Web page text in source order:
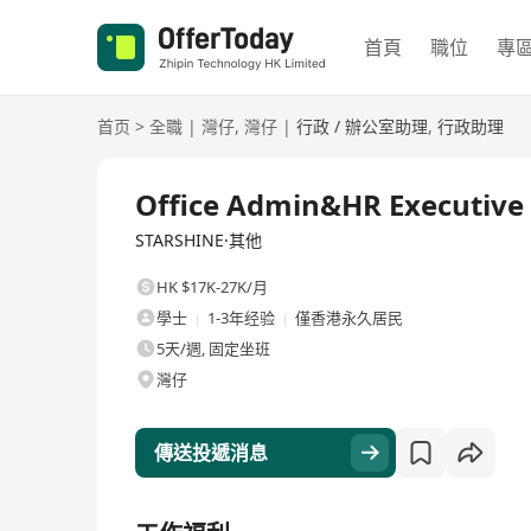
首頁 職位 專
首页 > 全職 | 灣仔, 灣仔 | 行政 / 辦公室助理, 行政助理
Office Admin&HR Executive
STARSHINE·其他
HK $17K-27K/月
學士
1-3年经验
僅香港永久居民
5天/週, 固定坐班
灣仔
傳送投遞消息